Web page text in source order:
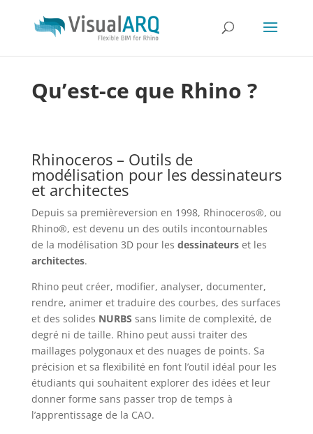
Qu’est-ce que Rhino ?
Rhinoceros – Outils de
modélisation pour les dessinateurs
et architectes
Depuis sa premièreversion en 1998, Rhinoceros®, ou
Rhino®, est devenu un des outils incontournables
de la modélisation 3D pour les dessinateurset les
architectes.
Rhino peut créer, modifier, analyser, documenter,
rendre, animer et traduire des courbes, des surfaces
et des solides NURBS sans limite de complexité, de
degré ni de taille. Rhino peut aussi traiter des
maillages polygonaux et des nuages de points. Sa
précision et sa flexibilité en font l’outil idéal pour les
étudiants qui souhaitent explorer des idées et leur
donner forme sans passer trop de temps à
l’apprentissage de la CAO.